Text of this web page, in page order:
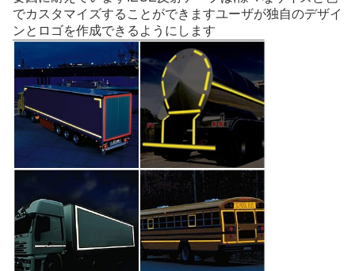
でカスタマイズすることができますユーザが独自のデザイ
ンとロゴを作成できるようにします